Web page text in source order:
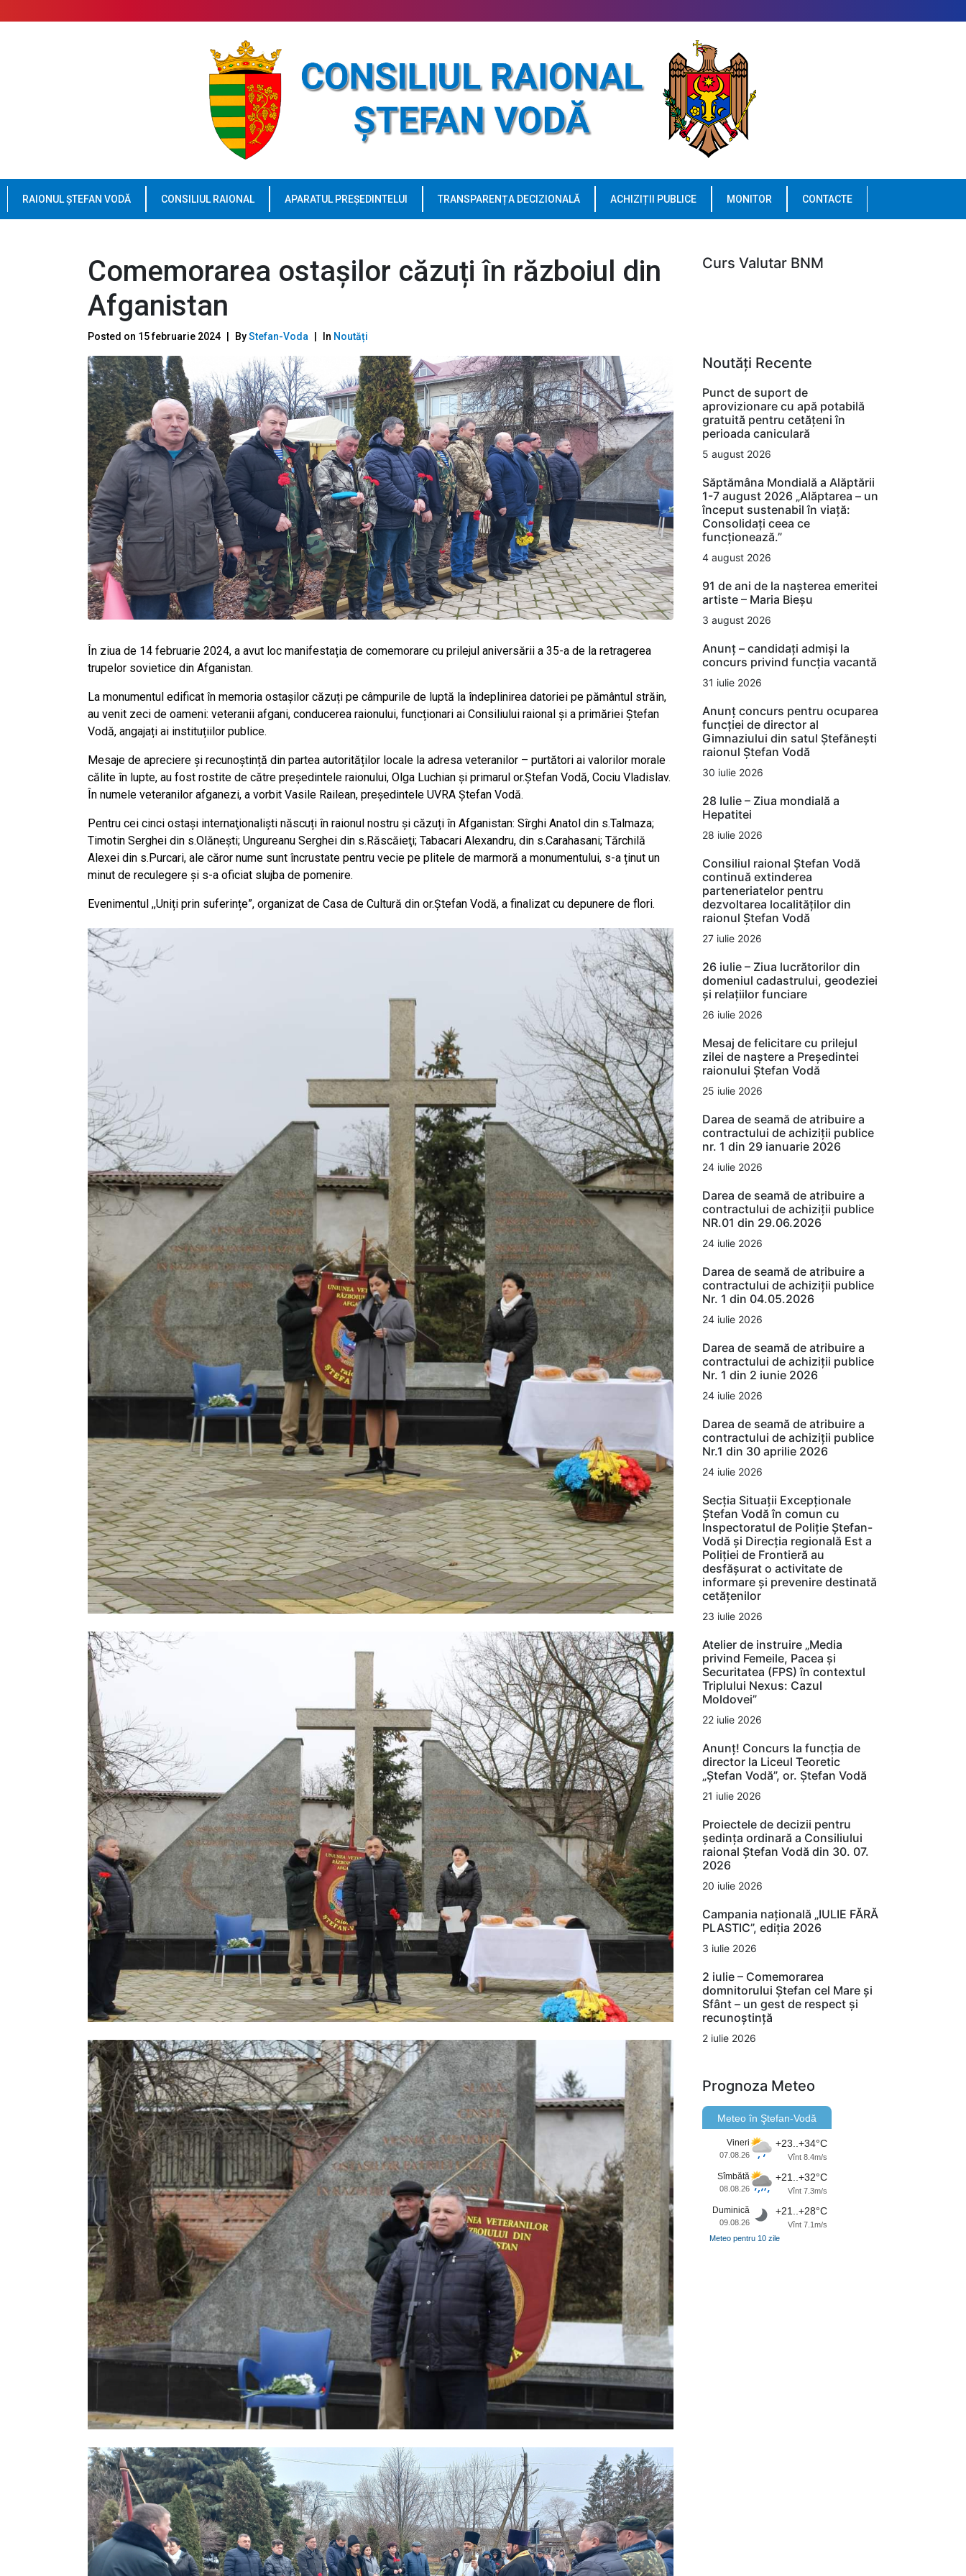
RAIONUL ȘTEFAN VODĂ CONSILIUL RAIONAL APARATUL PREȘEDINTELUI TRANSPARENȚA DECIZIONALĂ ACHIZIȚII PUBLICE MONITOR CONTACTE
Comemorarea ostașilor căzuți în războiul din
Afganistan
Posted on 15 februarie 2024 ByStefan-Voda In Noutăți
În ziua de 14 februarie 2024, a avut loc manifestația de comemorare cu prilejul aniversării a 35-a de la retragerea
trupelor sovietice din Afganistan.
La monumentul edificat în memoria ostașilor căzuți pe câmpurile de luptă la îndeplinirea datoriei pe pământul străin,
au venit zeci de oameni: veteranii afgani, conducerea raionului, funcționari ai Consiliului raional și a primăriei Ștefan
Vodă, angajați ai instituțiilor publice.
Mesaje de apreciere și recunoștință din partea autorităților locale la adresa veteranilor – purtători ai valorilor morale
călite în lupte, au fost rostite de către președintele raionului, Olga Luchian și primarul or.Ștefan Vodă, Cociu Vladislav.
În numele veteranilor afganezi, a vorbit Vasile Railean, președintele UVRA Ștefan Vodă.
Pentru cei cinci ostași internaţionalişti născuți în raionul nostru și căzuți în Afganistan: Sîrghi Anatol din s.Talmaza;
Timotin Serghei din s.Olăneşti; Ungureanu Serghei din s.Răscăieţi; Tabacari Alexandru, din s.Carahasani; Tărchilă
Alexei din s.Purcari, ale căror nume sunt încrustate pentru vecie pe plitele de marmoră a monumentului, s-a ținut un
minut de reculegere și s-a oficiat slujba de pomenire.
Evenimentul ,,Uniți prin suferințe”, organizat de Casa de Cultură din or.Ștefan Vodă, a finalizat cu depunere de flori.
Curs Valutar BNM
Noutăți Recente
Punct de suport de
aprovizionare cu apă potabilă
gratuită pentru cetățeni în
perioada caniculară
5 august 2026
Săptămâna Mondială a Alăptării
1-7 august 2026 „Alăptarea – un
început sustenabil în viață:
Consolidați ceea ce
funcționează.”
4 august 2026
91 de ani de la nașterea emeritei
artiste – Maria Bieșu
3 august 2026
Anunț – candidați admiși la
concurs privind funcția vacantă
31 iulie 2026
Anunț concurs pentru ocuparea
funcției de director al
Gimnaziului din satul Ștefănești
raionul Ștefan Vodă
30 iulie 2026
28 Iulie – Ziua mondială a
Hepatitei
28 iulie 2026
Consiliul raional Ștefan Vodă
continuă extinderea
parteneriatelor pentru
dezvoltarea localităților din
raionul Ștefan Vodă
27 iulie 2026
26 iulie – Ziua lucrătorilor din
domeniul cadastrului, geodeziei
și relațiilor funciare
26 iulie 2026
Mesaj de felicitare cu prilejul
zilei de naștere a Președintei
raionului Ștefan Vodă
25 iulie 2026
Darea de seamă de atribuire a
contractului de achiziții publice
nr. 1 din 29 ianuarie 2026
24 iulie 2026
Darea de seamă de atribuire a
contractului de achiziții publice
NR.01 din 29.06.2026
24 iulie 2026
Darea de seamă de atribuire a
contractului de achiziții publice
Nr. 1 din 04.05.2026
24 iulie 2026
Darea de seamă de atribuire a
contractului de achiziții publice
Nr. 1 din 2 iunie 2026
24 iulie 2026
Darea de seamă de atribuire a
contractului de achiziții publice
Nr.1 din 30 aprilie 2026
24 iulie 2026
Secția Situații Excepționale
Ștefan Vodă în comun cu
Inspectoratul de Poliție Ștefan-
Vodă și Direcția regională Est a
Poliției de Frontieră au
desfășurat o activitate de
informare și prevenire destinată
cetățenilor
23 iulie 2026
Atelier de instruire „Media
privind Femeile, Pacea și
Securitatea (FPS) în contextul
Triplului Nexus: Cazul
Moldovei”
22 iulie 2026
Anunț! Concurs la funcția de
director la Liceul Teoretic
„Ștefan Vodă”, or. Ștefan Vodă
21 iulie 2026
Proiectele de decizii pentru
ședința ordinară a Consiliului
raional Ștefan Vodă din 30. 07.
2026
20 iulie 2026
Campania națională „IULIE FĂRĂ
PLASTIC”, ediția 2026
3 iulie 2026
2 iulie – Comemorarea
domnitorului Ștefan cel Mare și
Sfânt – un gest de respect și
recunoștință
2 iulie 2026
Prognoza Meteo
Meteo în Ştefan-Vodă
Vineri
07.08.26
+23..+34°C
Vînt 8.4m/s
Sîmbătă
08.08.26
+21..+32°C
Vînt 7.3m/s
Duminică
09.08.26
+21..+28°C
Vînt 7.1m/s
Meteo pentru 10 zile